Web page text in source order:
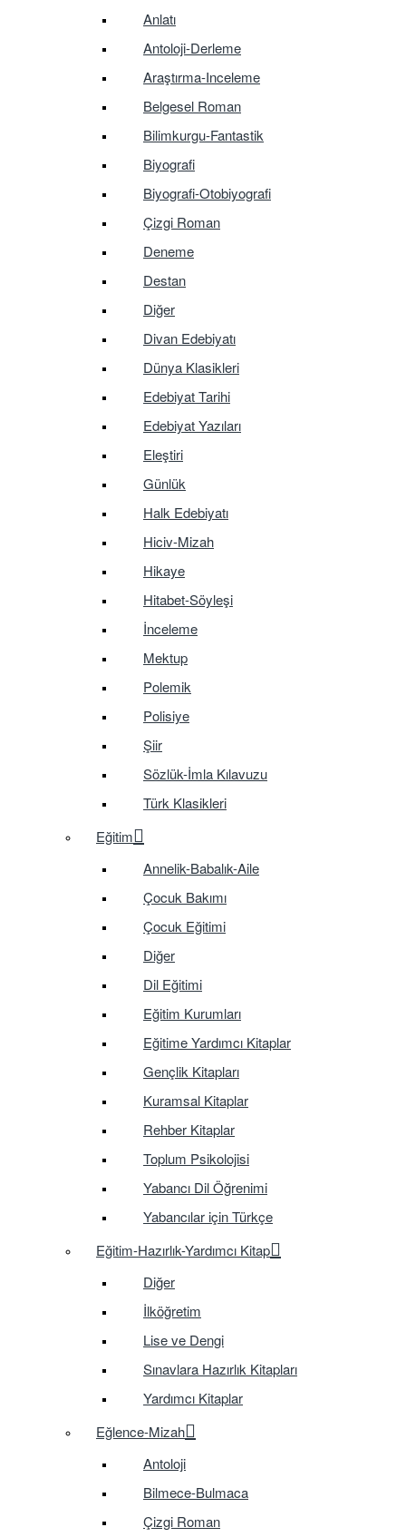
Anlatı
Antoloji-Derleme
Araştırma-Inceleme
Belgesel Roman
Bilimkurgu-Fantastik
Biyografi
Biyografi-Otobiyografi
Çizgi Roman
Deneme
Destan
Diğer
Divan Edebiyatı
Dünya Klasikleri
Edebiyat Tarihi
Edebiyat Yazıları
Eleştiri
Günlük
Halk Edebiyatı
Hiciv-Mizah
Hikaye
Hitabet-Söyleşi
İnceleme
Mektup
Polemik
Polisiye
Şiir
Sözlük-İmla Kılavuzu
Türk Klasikleri
Eğitim
Annelik-Babalık-Aile
Çocuk Bakımı
Çocuk Eğitimi
Diğer
Dil Eğitimi
Eğitim Kurumları
Eğitime Yardımcı Kitaplar
Gençlik Kitapları
Kuramsal Kitaplar
Rehber Kitaplar
Toplum Psikolojisi
Yabancı Dil Öğrenimi
Yabancılar için Türkçe
Eğitim-Hazırlık-Yardımcı Kitap
Diğer
İlköğretim
Lise ve Dengi
Sınavlara Hazırlık Kitapları
Yardımcı Kitaplar
Eğlence-Mizah
Antoloji
Bilmece-Bulmaca
Çizgi Roman